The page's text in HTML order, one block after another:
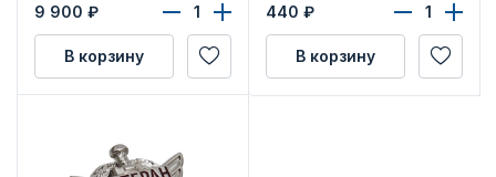
9 900 ₽
В корзину
440 ₽
В корзину